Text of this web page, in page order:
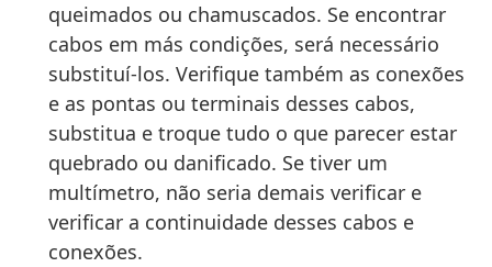
queimados ou chamuscados. Se encontrar
cabos em más condições, será necessário
substituí-los. Verifique também as conexões
e as pontas ou terminais desses cabos,
substitua e troque tudo o que parecer estar
quebrado ou danificado. Se tiver um
multímetro, não seria demais verificar e
verificar a continuidade desses cabos e
conexões.